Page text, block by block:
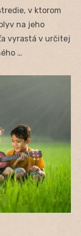
v ktorom
na jeho
vyrastá v určitej
…